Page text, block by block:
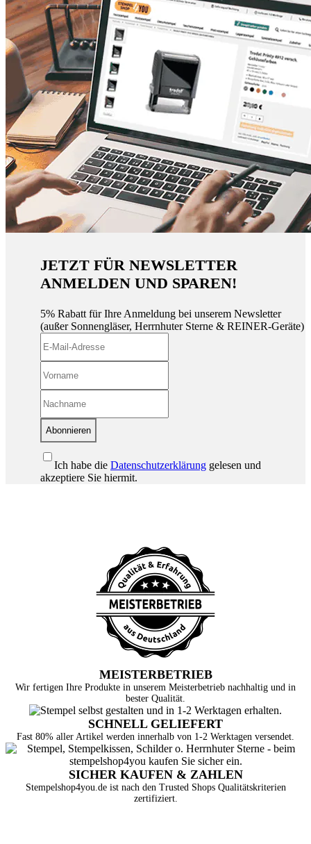
JETZT FÜR NEWSLETTER
ANMELDEN UND SPAREN!
5% Rabatt für Ihre Anmeldung bei unserem Newsletter
(außer Sonnengläser, Herrnhuter Sterne & REINER-Geräte)
Abonnieren
Ich habe die Datenschutzerklärung gelesen und
akzeptiere Sie hiermit.
MEISTERBETRIEB
Wir fertigen Ihre Produkte in unserem Meisterbetrieb nachhaltig und in
bester Qualität.
SCHNELL GELIEFERT
Fast 80% aller Artikel werden innerhalb von 1-2 Werktagen versendet.
SICHER KAUFEN & ZAHLEN
Stempelshop4you.de ist nach den Trusted Shops Qualitätskriterien
zertifiziert.